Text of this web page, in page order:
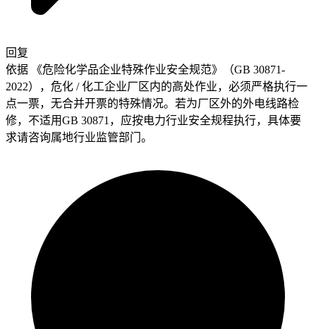
回复
依据 《危险化学品企业特殊作业安全规范》（GB 30871-
2022），危化 / 化工企业厂区内的高处作业，必须严格执行一
点一票，无合并开票的特殊情况。若为厂区外的外电线路检
修，不适用GB 30871，应按电力行业安全规程执行，具体要
求请咨询属地行业监管部门。